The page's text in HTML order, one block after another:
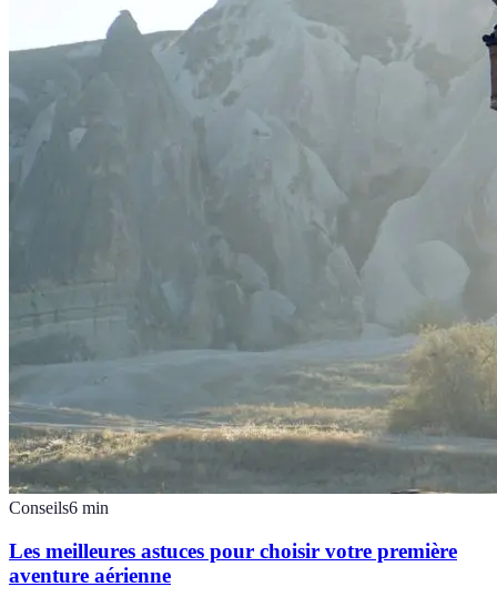
Conseils6 min
Les meilleures astuces pour choisir votre première
aventure aérienne